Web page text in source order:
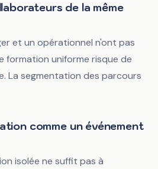
de la même
et un opérationnel n'ont pas
formation uniforme risque de
La segmentation des parcours
comme un événement
isolée ne suffit pas à